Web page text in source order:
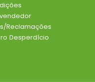
Reclamações
Desperdício